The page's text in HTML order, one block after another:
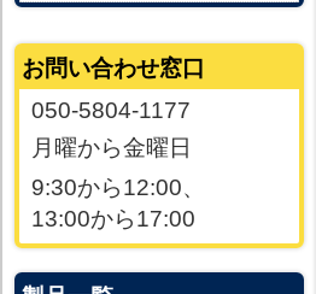
お問い合わせ窓口
050-5804-1177
月曜から金曜日
9:30から12:00、
13:00から17:00